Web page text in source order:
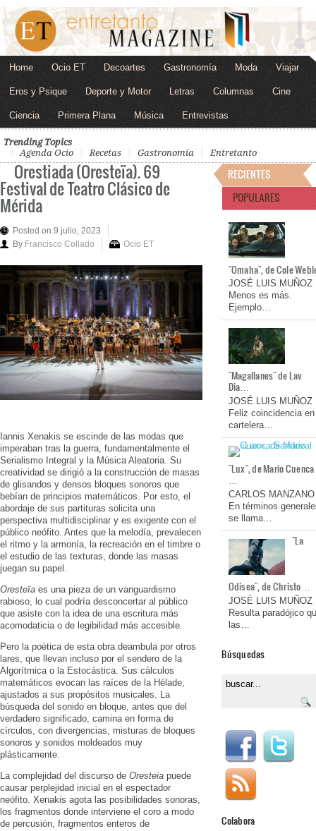
Home Ocio ET Decoartes Gastronomía Moda Viajar
Eros y Psique Deporte y Motor Letras Columnas Cine
Ciencia Primera Plana Música Entrevistas
Trending Topics
Agenda Ocio
Recetas Gastronomía Entretanto
Orestiada (Oresteïa). 69
Festival de Teatro Clásico de
Mérida
Posted on 9 julio, 2023
By Francisco Collado Ocio ET
Iannis Xenakis se escinde de las modas que
imperaban tras la guerra, fundamentalmente el
Serialismo Integral y la Música Aleatoria. Su
creatividad se dirigió a la construcción de masas
de glisandos y densos bloques sonoros que
bebían de principios matemáticos. Por esto, el
abordaje de sus partituras solicita una
perspectiva multidisciplinar y es exigente con el
público neófito. Antes que la melodía, prevalecen
el ritmo y la armonía, la recreación en el timbre o
el estudio de las texturas, donde las masas
juegan su papel.
Oresteïa es una pieza de un vanguardismo
rabioso, lo cual podría desconcertar al público
que asiste con la idea de una escritura más
acomodaticia o de legibilidad más accesible.
Pero la poética de esta obra deambula por otros
lares, que llevan incluso por el sendero de la
Algorítmica o la Estocástica. Sus cálculos
matemáticos evocan las raíces de la Hélade,
ajustados a sus propósitos musicales. La
búsqueda del sonido en bloque, antes que del
verdadero significado, camina en forma de
círculos, con divergencias, misturas de bloques
sonoros y sonidos moldeados muy
plásticamente.
La complejidad del discurso de Oresteia puede
causar perplejidad inicial en el espectador
neófito. Xenakis agota las posibilidades sonoras,
los fragmentos donde interviene el coro a modo
de percusión, fragmentos enteros de
RECIENTES
POPULARES
"Omaha", de Cole
JOSÉ LUIS MUÑOZ
Menos es más.
Ejemplo…
"Magallanes" de Lav
Dia…
JOSÉ LUIS MUÑOZ
Feliz coincidencia en
cartelera…
"Lux", de Mario Cuenca
…
CARLOS MANZANO
En términos
se llama…
"La
Odisea", de Christo…
JOSÉ LUIS MUÑOZ
Resulta paradójico
las…
Búsquedas
Colabora